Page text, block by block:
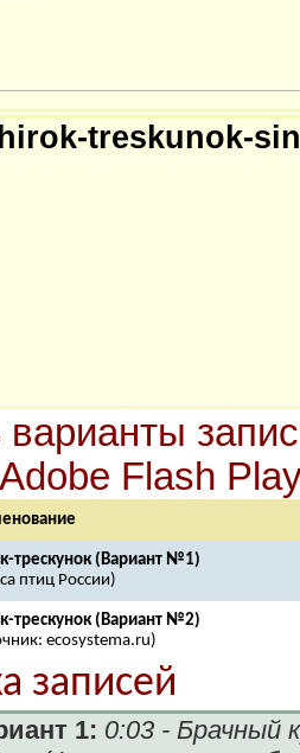
Flash
трескунок (Вариант №1)
птиц России)
трескунок (Вариант №2)
ecosystema.ru)
записей
1: 0:03 - Брачный